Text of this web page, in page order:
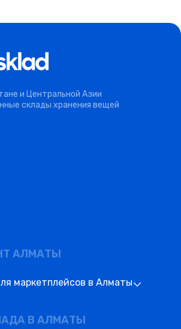
и Центральной Азии
склады хранения вещей
АЛМАТЫ
маркетплейсов в Алматы
В АЛМАТЫ